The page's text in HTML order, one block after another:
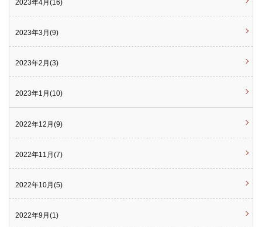
2023年4月(16)
2023年3月(9)
2023年2月(3)
2023年1月(10)
2022年12月(9)
2022年11月(7)
2022年10月(5)
2022年9月(1)